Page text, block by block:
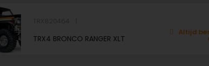
TRX820464
TRX4 BRONCO RANGER XLT
Altijd